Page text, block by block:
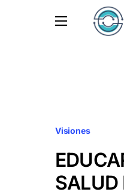
Visiones
SALUD